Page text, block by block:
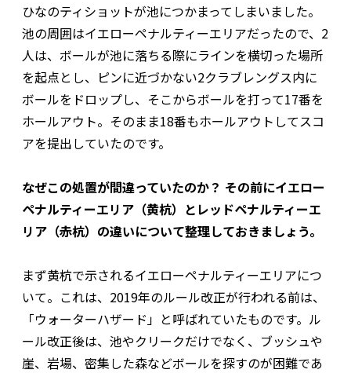
ひなのティショットが池につかまってしまいました。
池の周囲はイエローペナルティーエリアだったので、2
人は、ボールが池に落ちる際にラインを横切った場所
を起点とし、ピンに近づかない2クラブレングス内に
ボールをドロップし、そこからボールを打って17番を
ホールアウト。そのまま18番もホールアウトしてスコ
アを提出していたのです。
なぜこの処置が間違っていたのか？ その前にイエロー
ペナルティーエリア（黄杭）とレッドペナルティーエ
リア（赤杭）の違いについて整理しておきましょう。
まず黄杭で示されるイエローペナルティーエリアにつ
いて。これは、2019年のルール改正が行われる前は、
「ウォーターハザード」と呼ばれていたものです。ル
ール改正後は、池やクリークだけでなく、ブッシュや
崖、岩場、密集した森などボールを探すのが困難であ